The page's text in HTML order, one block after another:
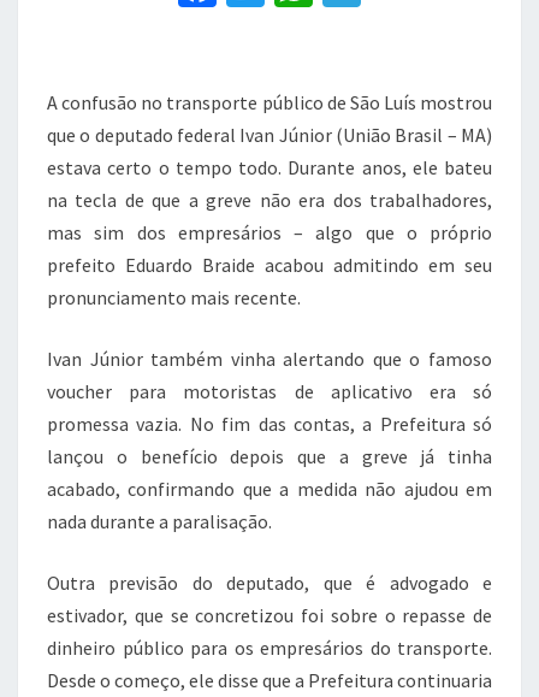
São
e
b
o
o
k
te
r
s
A
p
p
gr
a
m
A confusão no transporte público de São Luís mostrou
que o deputado federal Ivan Júnior (União Brasil – MA)
estava certo o tempo todo. Durante anos, ele bateu
na tecla de que a greve não era dos trabalhadores,
mas sim dos empresários – algo que o próprio
prefeito Eduardo Braide acabou admitindo em seu
pronunciamento mais recente.
Ivan Júnior também vinha alertando que o famoso
voucher para motoristas de aplicativo era só
promessa vazia. No fim das contas, a Prefeitura só
lançou o benefício depois que a greve já tinha
acabado, confirmando que a medida não ajudou em
nada durante a paralisação.
Outra previsão do deputado, que é advogado e
estivador, que se concretizou foi sobre o repasse de
dinheiro público para os empresários do transporte.
Desde o começo, ele disse que a Prefeitura continuaria